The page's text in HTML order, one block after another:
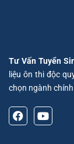
Tư Vấn Tuyển
liệu ôn thi độc
chọn ngành